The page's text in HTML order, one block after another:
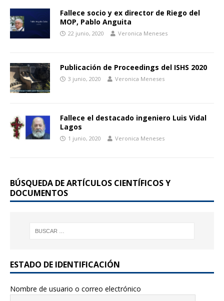
Fallece socio y ex director de Riego del
MOP, Pablo Anguita
22 junio, 2020 Veronica Meneses
Publicación de Proceedings del ISHS 2020
3 junio, 2020 Veronica Meneses
Fallece el destacado ingeniero Luis Vidal
Lagos
1 junio, 2020 Veronica Meneses
BÚSQUEDA DE ARTÍCULOS CIENTÍFICOS Y
DOCUMENTOS
ESTADO DE IDENTIFICACIÓN
Nombre de usuario o correo electrónico